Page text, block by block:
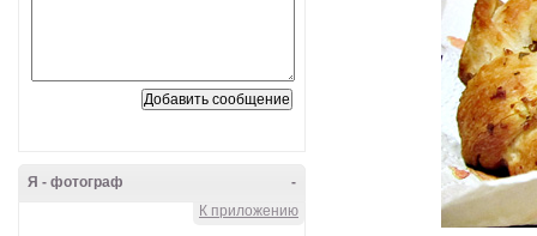
-
Я - фотограф
К приложению